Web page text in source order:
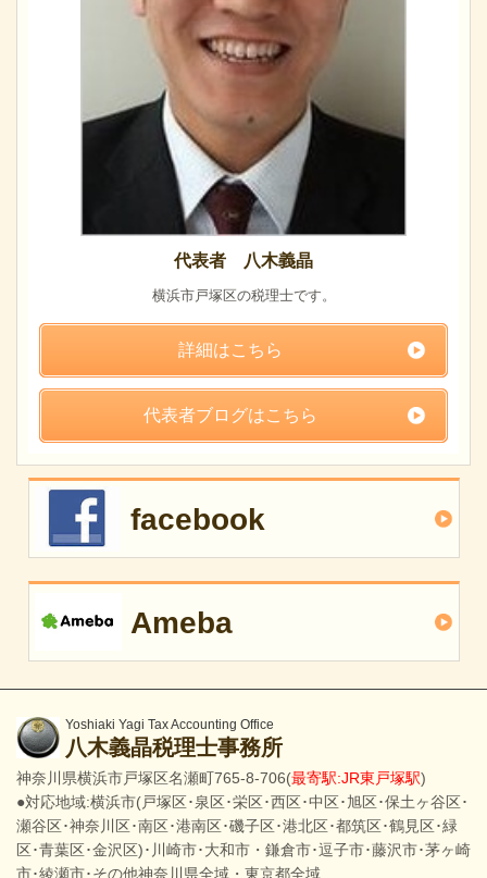
代表者 八木義晶
横浜市戸塚区の税理士です。
詳細はこちら
代表者ブログはこちら
facebook
Ameba
Yoshiaki Yagi Tax Accounting Office
八木義晶税理士事務所
神奈川県横浜市戸塚区名瀬町765-8-706(最寄駅:JR東戸塚駅)
●対応地域:横浜市(戸塚区･泉区･栄区･西区･中区･旭区･保土ヶ谷区･
瀬谷区･神奈川区･南区･港南区･磯子区･港北区･都筑区･鶴見区･緑
区･青葉区･金沢区)･川崎市･大和市・鎌倉市･逗子市･藤沢市･茅ヶ崎
市･綾瀬市･その他神奈川県全域・東京都全域